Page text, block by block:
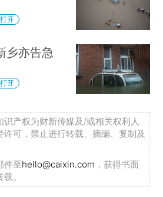
开
乡亦告急
开
识产权为财新传媒及/或相关权利人
可，禁止进行转载、摘编、复制及
件至hello@caixin.com ，获得书面
。